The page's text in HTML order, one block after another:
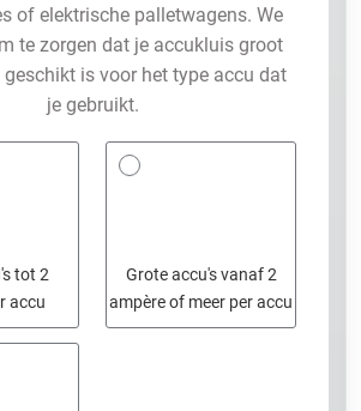
of elektrische palletwagens. We
te zorgen dat je accukluis groot
geschikt is voor het type accu dat
je gebruikt.
tot 2
accu
Grote accu's vanaf 2
ampère of meer per accu